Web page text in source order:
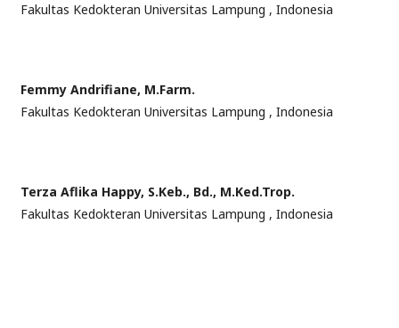
Fakultas Kedokteran Universitas Lampung , Indonesia
Femmy Andrifiane, M.Farm.
Fakultas Kedokteran Universitas Lampung , Indonesia
Terza Aflika Happy, S.Keb., Bd., M.Ked.Trop.
Fakultas Kedokteran Universitas Lampung , Indonesia